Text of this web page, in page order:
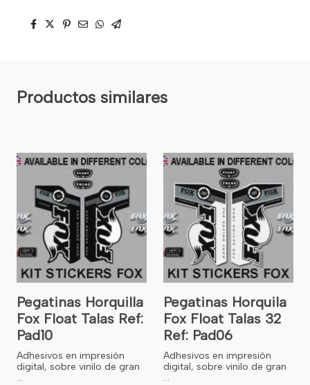
Productos similares
Pegatinas Horquilla
Fox Float Talas Ref:
Pad10
Adhesivos en impresión
digital, sobre vinilo de gran
...
Pegatinas Horquila
Fox Float Talas 32
Ref: Pad06
Adhesivos en impresión
digital, sobre vinilo de gran
...